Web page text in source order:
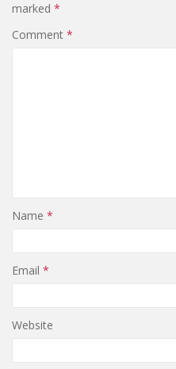
marked *
Comment *
Name *
Email *
Website